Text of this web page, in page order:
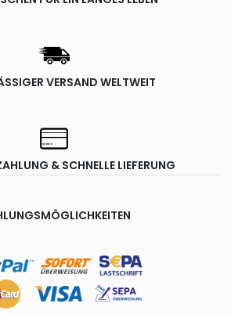
VERSAND WELTWEIT
& SCHNELLE LIEFERUNG